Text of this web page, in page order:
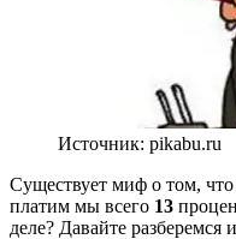
Источник: pikabu.ru
Существует миф о том,
платим мы всего 13
деле? Давайте